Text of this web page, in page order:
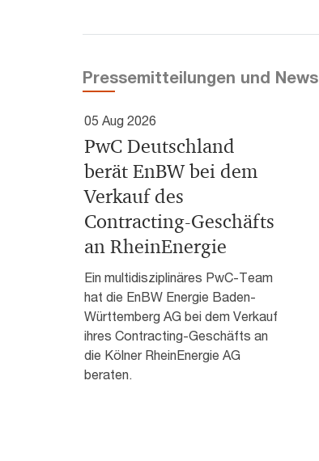
Pressemitteilungen und News
05 Aug 2026
PwC Deutschland
berät EnBW bei dem
Verkauf des
Contracting-Geschäfts
an RheinEnergie
Ein multidisziplinäres PwC-Team
hat die EnBW Energie Baden-
Württemberg AG bei dem Verkauf
ihres Contracting-Geschäfts an
die Kölner RheinEnergie AG
beraten.